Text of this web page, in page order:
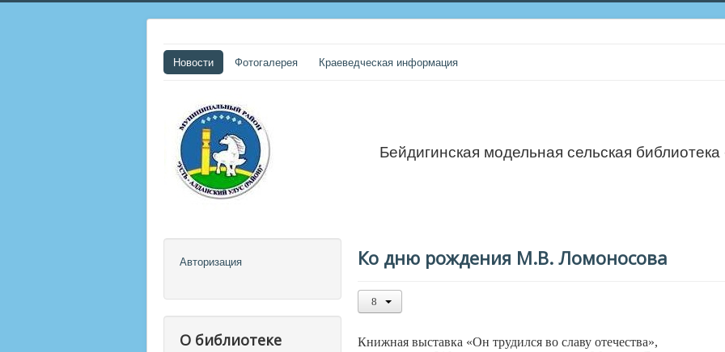
Новости Фотогалерея Краеведческая информация
Бейдигинская модельная сельская
Авторизация
О библиотеке
Ко дню рождения М.В. Ломоносова
Книжная выставка «Он трудился во славу отечества»,